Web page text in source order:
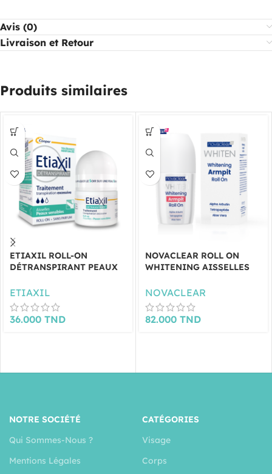
Avis (0)
Livraison et Retour
Produits similaires
ETIAXIL ROLL-ON
DÉTRANSPIRANT PEAUX
15ML
ETIAXIL
36.000 TND
NOVACLEAR ROLL ON
WHITENING AISSELLES
NOVACLEAR
82.000 TND
NOTRE SOCIÉTÉ
Qui Sommes-Nous ?
Mentions Légales
CATÉGORIES
Visage
Corps